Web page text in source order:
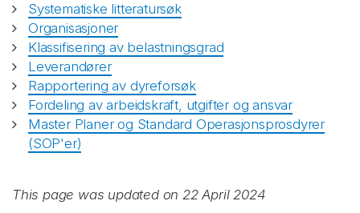
Systematiske litteratursøk
Organisasjoner
Klassifisering av belastningsgrad
Leverandører
Rapportering av dyreforsøk
Fordeling av arbeidskraft, utgifter og ansvar
Master Planer og Standard Operasjonsprosdyrer
(SOP'er)
This page was updated on 22 April 2024